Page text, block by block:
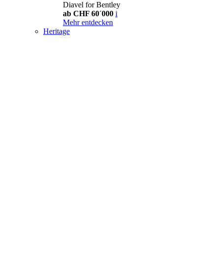
Diavel for Bentley
ab CHF 60´000 i
Mehr entdecken
Heritage